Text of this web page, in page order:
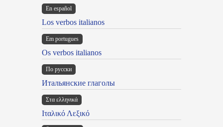
En español
Los verbos italianos
Em portugues
Os verbos italianos
По русски
Итальянские глаголы
Στα ελληνικά
Ιταλικό Λεξικό